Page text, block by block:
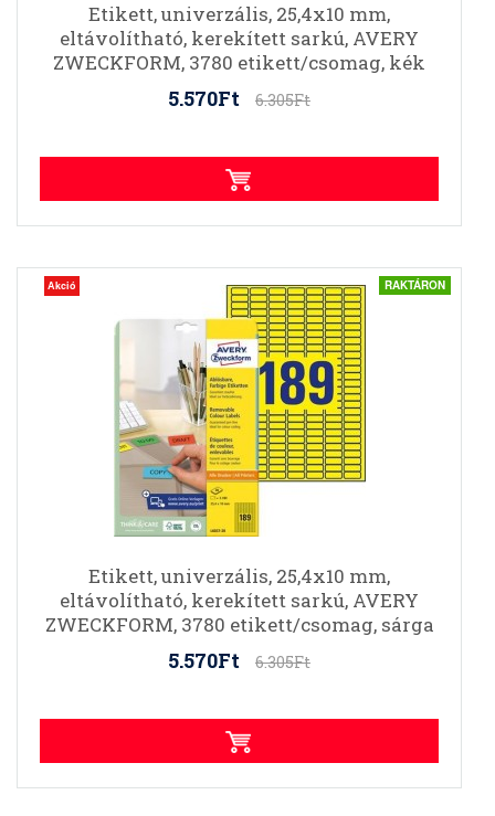
Etikett, univerzális, 25,4x10 mm,
eltávolítható, kerekített sarkú, AVERY
ZWECKFORM, 3780 etikett/csomag, kék
5.570Ft 6.305Ft
Akció RAKTÁRON
Etikett, univerzális, 25,4x10 mm,
eltávolítható, kerekített sarkú, AVERY
ZWECKFORM, 3780 etikett/csomag, sárga
5.570Ft 6.305Ft